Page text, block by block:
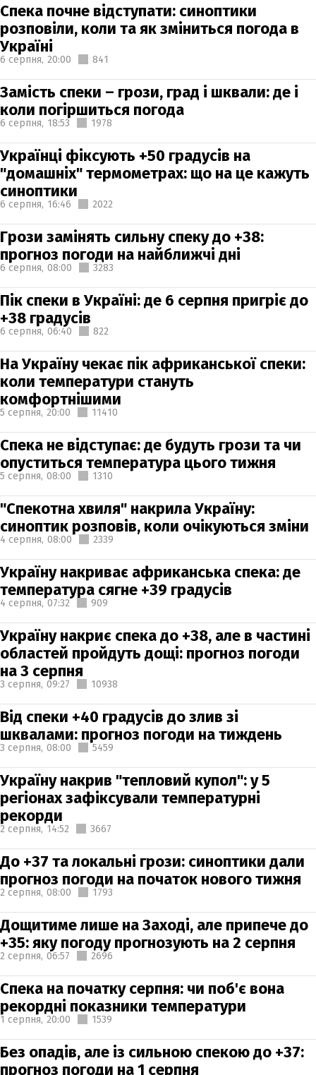
Спека почне відступати: синоптики
розповіли, коли та як зміниться погода в
Україні
6 серпня, 20:00 841
Замість спеки – грози, град і шквали: де і
коли погіршиться погода
6 серпня, 18:53 1978
Українці фіксують +50 градусів на
"домашніх" термометрах: що на це кажуть
синоптики
6 серпня, 16:46 2022
Грози замінять сильну спеку до +38:
прогноз погоди на найближчі дні
6 серпня, 08:00 3283
Пік спеки в Україні: де 6 серпня пригріє до
+38 градусів
6 серпня, 06:40 822
На Україну чекає пік африканської спеки:
коли температури стануть
комфортнішими
5 серпня, 20:00 11410
Спека не відступає: де будуть грози та чи
опуститься температура цього тижня
5 серпня, 08:00 1310
"Спекотна хвиля" накрила Україну:
синоптик розповів, коли очікуються зміни
4 серпня, 08:00 2339
Україну накриває африканська спека: де
температура сягне +39 градусів
4 серпня, 07:32 909
Україну накриє спека до +38, але в частині
областей пройдуть дощі: прогноз погоди
на 3 серпня
3 серпня, 09:27 10938
Від спеки +40 градусів до злив зі
шквалами: прогноз погоди на тиждень
3 серпня, 08:00 5459
Україну накрив "тепловий купол": у 5
регіонах зафіксували температурні
рекорди
2 серпня, 14:52 3667
До +37 та локальні грози: синоптики дали
прогноз погоди на початок нового тижня
2 серпня, 08:00 1793
Дощитиме лише на Заході, але припече до
+35: яку погоду прогнозують на 2 серпня
2 серпня, 06:57 2696
Спека на початку серпня: чи поб'є вона
рекордні показники температури
1 серпня, 20:00 1539
Без опадів, але із сильною спекою до +37:
прогноз погоди на 1 серпня